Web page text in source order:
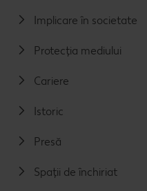
Implicare în societate
Protecția mediului
Cariere
Istoric
Presă
Spații de închiriat